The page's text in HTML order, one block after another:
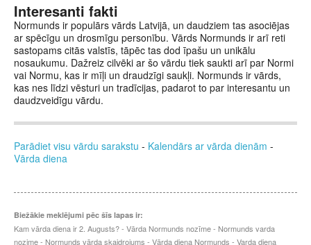
Interesanti fakti
Normunds ir populārs vārds Latvijā, un daudziem tas asociējas
ar spēcīgu un drosmīgu personību. Vārds Normunds ir arī reti
sastopams citās valstīs, tāpēc tas dod īpašu un unikālu
nosaukumu. Dažreiz cilvēki ar šo vārdu tiek saukti arī par Normi
vai Normu, kas ir mīļi un draudzīgi saukļi. Normunds ir vārds,
kas nes līdzi vēsturi un tradīcijas, padarot to par interesantu un
daudzveidīgu vārdu.
Parādiet visu vārdu sarakstu - Kalendārs ar vārda dienām -
Vārda diena
Biežākie meklējumi pēc šīs lapas ir:
Kam vārda diena ir 2. Augusts? - Vārda Normunds nozīme - Normunds varda
nozime - Normunds vārda skaidrojums - Vārda diena Normunds - Varda diena